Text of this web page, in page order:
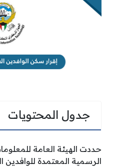
جدول المحتويات
حددت الهيئة العامة
الرسمية المعتمدة للوافدين